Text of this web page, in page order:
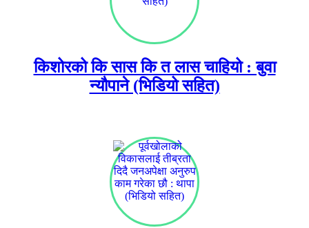
किशोरको कि सास कि त लास चाहियो : बुवा
न्यौपाने (भिडियो सहित)